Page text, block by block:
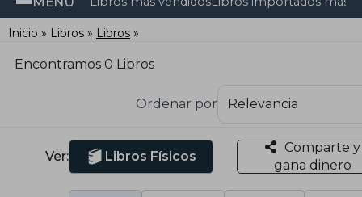
Inicio Libros Libros
Encontramos 0 Libros
Ordenar por
Ver: Libros Físicos
Comparte y
gana dinero